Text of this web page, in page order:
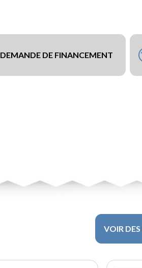
DEMANDE DE FINANCEMENT
VOIR